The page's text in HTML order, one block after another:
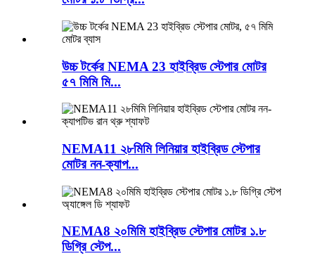
উচ্চ টর্কের NEMA 23 হাইব্রিড স্টেপার মোটর
৫৭ মিমি মি...
NEMA11 ২৮মিমি লিনিয়ার হাইব্রিড স্টেপার
মোটর নন-ক্যাপ...
NEMA8 ২০মিমি হাইব্রিড স্টেপার মোটর ১.৮
ডিগ্রি স্টেপ...